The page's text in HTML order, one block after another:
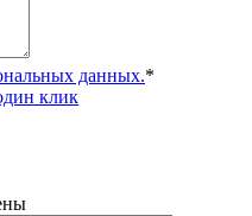
данных.*
клик